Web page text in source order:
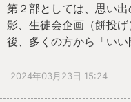
第２部としては、思い
影、生徒会企画（餅投
後、多くの方から「い
閉校にあたり、今まで
2024年03月23日 15:24